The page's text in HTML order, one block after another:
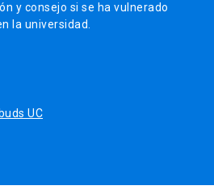
y consejo si se ha vulnerado
la universidad.
UC